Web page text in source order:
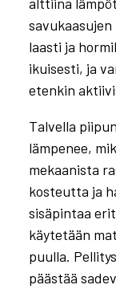
laasti ja
ikuisesti, ja
etenkin
Talvella
lämpenee,
mekaanista
kosteutta ja
sisäpintaa
käytetään
puulla.
päästää